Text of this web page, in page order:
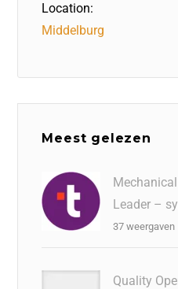
Location:
Middelburg
Meest gelezen
Leader –
37 weergaven
Quality